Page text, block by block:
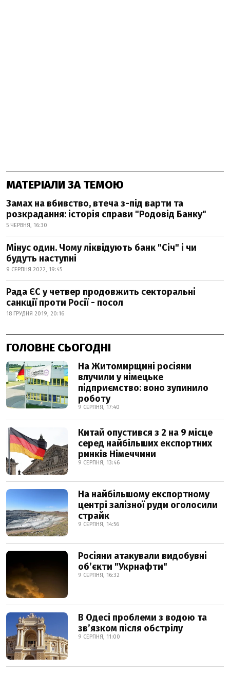
МАТЕРІАЛИ ЗА ТЕМОЮ
Замах на вбивство, втеча з-під варти та
розкрадання: історія справи "Родовід Банку"
5 ЧЕРВНЯ, 16:30
Мінус один. Чому ліквідують банк "Січ" і чи
будуть наступні
9 СЕРПНЯ 2022, 19:45
Рада ЄС у четвер продовжить секторальні
санкції проти Росії - посол
18 ГРУДНЯ 2019, 20:16
ГОЛОВНЕ СЬОГОДНІ
На Житомирщині росіяни
влучили у німецьке
підприємство: воно зупинило
роботу
9 СЕРПНЯ, 17:40
Китай опустився з 2 на 9 місце
серед найбільших експортних
ринків Німеччини
9 СЕРПНЯ, 13:46
На найбільшому експортному
центрі залізної руди оголосили
страйк
9 СЕРПНЯ, 14:56
Росіяни атакували видобувні
обʼєкти "Укрнафти"
9 СЕРПНЯ, 16:32
В Одесі проблеми з водою та
звʼязком після обстрілу
9 СЕРПНЯ, 11:00